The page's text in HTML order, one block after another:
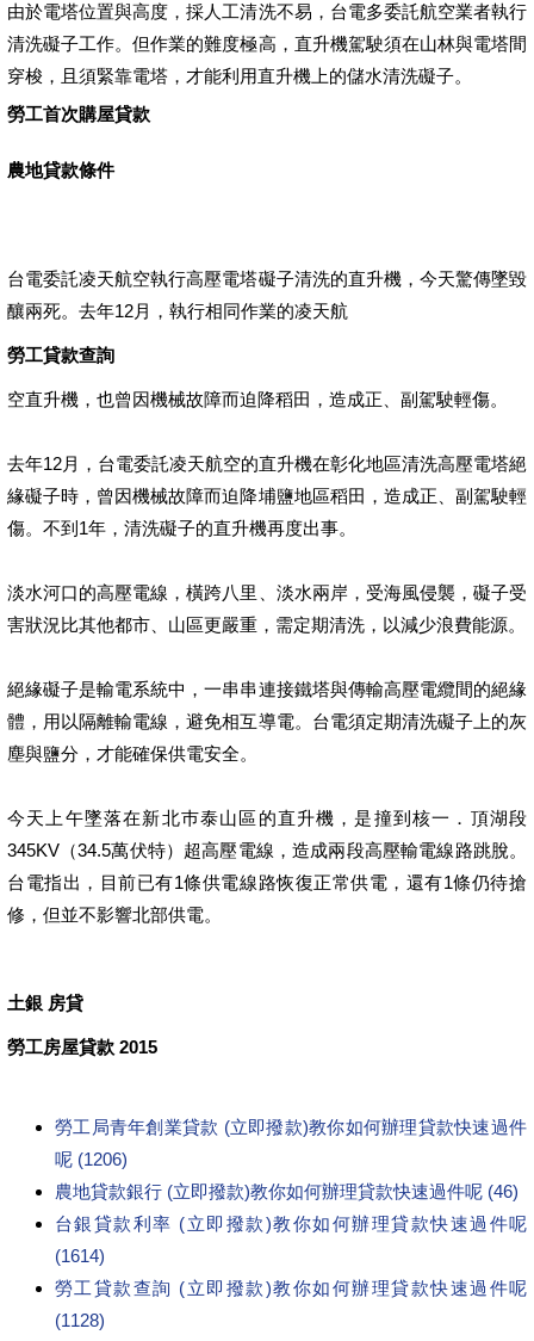
由於電塔位置與高度，採人工清洗不易，台電多委託航空業者執行
清洗礙子工作。但作業的難度極高，直升機駕駛須在山林與電塔間
穿梭，且須緊靠電塔，才能利用直升機上的儲水清洗礙子。
勞工首次購屋貸款
農地貸款條件
台電委託凌天航空執行高壓電塔礙子清洗的直升機，今天驚傳墜毀
釀兩死。去年12月，執行相同作業的凌天航
勞工貸款查詢
空直升機，也曾因機械故障而迫降稻田，造成正、副駕駛輕傷。
去年12月，台電委託凌天航空的直升機在彰化地區清洗高壓電塔絕
緣礙子時，曾因機械故障而迫降埔鹽地區稻田，造成正、副駕駛輕
傷。不到1年，清洗礙子的直升機再度出事。
淡水河口的高壓電線，橫跨八里、淡水兩岸，受海風侵襲，礙子受
害狀況比其他都市、山區更嚴重，需定期清洗，以減少浪費能源。
絕緣礙子是輸電系統中，一串串連接鐵塔與傳輸高壓電纜間的絕緣
體，用以隔離輸電線，避免相互導電。台電須定期清洗礙子上的灰
塵與鹽分，才能確保供電安全。
今天上午墜落在新北巿泰山區的直升機，是撞到核一．頂湖段
345KV（34.5萬伏特）超高壓電線，造成兩段高壓輸電線路跳脫。
台電指出，目前已有1條供電線路恢復正常供電，還有1條仍待搶
修，但並不影響北部供電。
土銀 房貸
勞工房屋貸款 2015
勞工局青年創業貸款 (立即撥款)教你如何辦理貸款快速過件
呢 (1206)
農地貸款銀行 (立即撥款)教你如何辦理貸款快速過件呢 (46)
台銀貸款利率 (立即撥款)教你如何辦理貸款快速過件呢
(1614)
勞工貸款查詢 (立即撥款)教你如何辦理貸款快速過件呢
(1128)